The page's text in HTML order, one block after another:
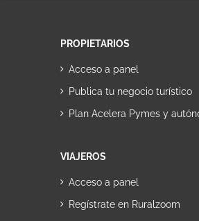
PROPIETARIOS
Acceso a panel
Publica tu negocio turístico
Plan Acelera Pymes y
VIAJEROS
Acceso a panel
Regístrate en Ruralzoom